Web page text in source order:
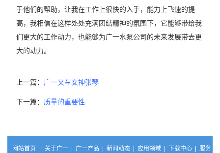
于他们的帮助，让我在工作上很快的入手，能力上飞速的提
高，我相信在这样处处充满团结精神的氛围下，它能够带给我
们更大的工作动力，也能够为广一水泵公司的未来发展带去更
大的动力。
上一篇： 广一叉车女神张琴
下一篇： 质量的重要性
网站首页 关于广一 广一产品 新闻动态 应用领域 下载中心 服务